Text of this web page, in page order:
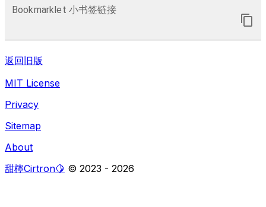
Bookmarklet 小书签链接
返回旧版
MIT License
Privacy
Sitemap
About
甜檸Cirtron🍋 © 2023 - 2026